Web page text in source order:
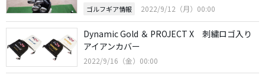
ゴルフギア情報 2022/9/12（月）00:00
Dynamic Gold ＆ PROJECT X 刺繍ロゴ入り
アイアンカバー
2022/9/16（金）00:00